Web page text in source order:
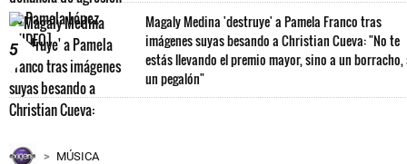
5
Magaly Medina 'destruye' a Pamela Franco tras
imágenes suyas besando a Christian Cueva: "No te
estás llevando el premio mayor, sino a un borracho,
un pegalón"
MÚSICA